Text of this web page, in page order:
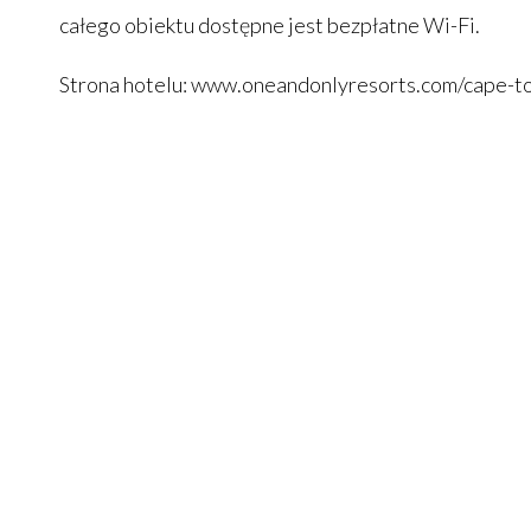
całego obiektu dostępne jest bezpłatne Wi-Fi.
Strona hotelu:www.oneandonlyresorts.com/cape-